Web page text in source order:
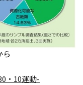
ら
・10運動-